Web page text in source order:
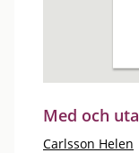
Med och
Carlsson Helen